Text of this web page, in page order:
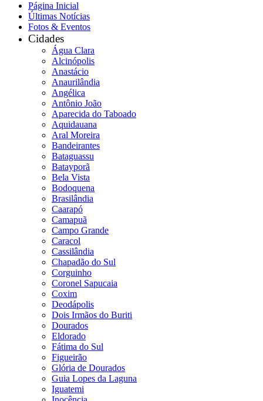
Página Inicial
Últimas Notícias
Fotos & Eventos
Cidades
Água Clara
Alcinópolis
Anastácio
Anaurilândia
Angélica
Antônio João
Aparecida do Taboado
Aquidauana
Aral Moreira
Bandeirantes
Bataguassu
Batayporã
Bela Vista
Bodoquena
Brasilândia
Caarapó
Camapuã
Campo Grande
Caracol
Cassilândia
Chapadão do Sul
Corguinho
Coronel Sapucaia
Coxim
Deodápolis
Dois Irmãos do Buriti
Dourados
Eldorado
Fátima do Sul
Figueirão
Glória de Dourados
Guia Lopes da Laguna
Iguatemi